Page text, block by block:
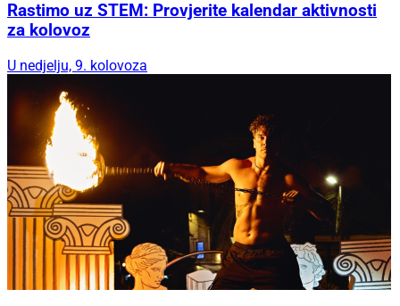
Rastimo uz STEM: Provjerite kalendar aktivnosti
za kolovoz
U nedjelju, 9. kolovoza